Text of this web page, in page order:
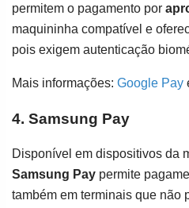
permitem o pagamento por
maquininha compatível e
pois exigem autenticação
Mais informações: Google Pay
4. Samsung Pay
Disponível em dispositivos da
Samsung Pay permite
também em terminais que não